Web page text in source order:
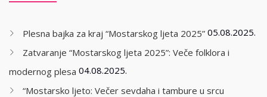
Plesna bajka za kraj “Mostarskog ljeta 2025” 05.08.2025.
Zatvaranje “Mostarskog ljeta 2025”: Veče folklora i
modernog plesa 04.08.2025.
“Mostarsko ljeto: Večer sevdaha i tambure u srcu